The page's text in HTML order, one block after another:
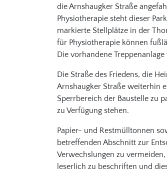
die Arnshaugker Straße
Physiotherapie steht dieser
markierte Stellplätze in der
für Physiotherapie können
Die vorhandene
Die Straße des Friedens, die
Arnshaugker Straße weiterhin
Sperrbereich der Baustelle zu
zu Verfügung stehen.
Papier- und Restmülltonnen
betreffenden Abschnitt zur
Verwechslungen zu
leserlich zu beschriften und